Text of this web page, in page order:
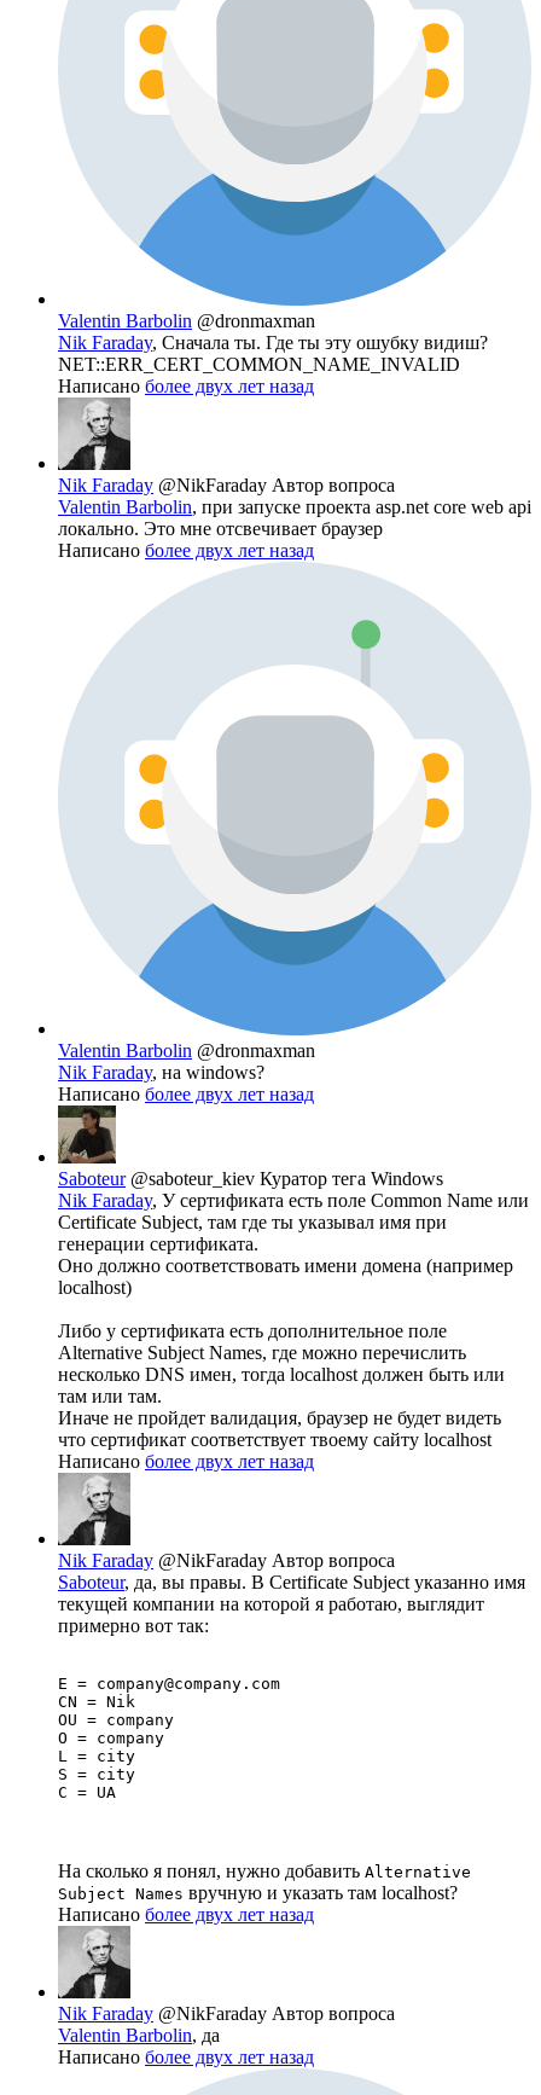
Valentin Barbolin @dronmaxman
Nik Faraday, Сначала ты. Где ты эту ошубку видиш?
NET::ERR_CERT_COMMON_NAME_INVALID
Написано более двух лет назад
Nik Faraday @NikFaraday Автор вопроса
Valentin Barbolin, при запуске проекта asp.net core web api
локально. Это мне отсвечивает браузер
Написано более двух лет назад
Valentin Barbolin @dronmaxman
Nik Faraday, на windows?
Написано более двух лет назад
Saboteur @saboteur_kiev Куратор тега Windows
Nik Faraday, У сертификата есть поле Common Name или
Certificate Subject, там где ты указывал имя при
генерации сертификата.
Оно должно соответствовать имени домена (например
localhost)
Либо у сертификата есть дополнительное поле
Alternative Subject Names, где можно перечислить
несколько DNS имен, тогда localhost должен быть или
там или там.
Иначе не пройдет валидация, браузер не будет видеть
что сертификат соответствует твоему сайту localhost
Написано более двух лет назад
Nik Faraday @NikFaraday Автор вопроса
Saboteur, да, вы правы. В Certificate Subject указанно имя
текущей компании на которой я работаю, выглядит
примерно вот так:
E = company@company.com
CN = Nik
OU = company
O = company
L = city
S = city
C = UA
На сколько я понял, нужно добавить Alternative
Subject Names вручную и указать там localhost?
Написано более двух лет назад
Nik Faraday @NikFaraday Автор вопроса
Valentin Barbolin, да
Написано более двух лет назад